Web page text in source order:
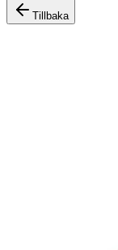
Tillbaka